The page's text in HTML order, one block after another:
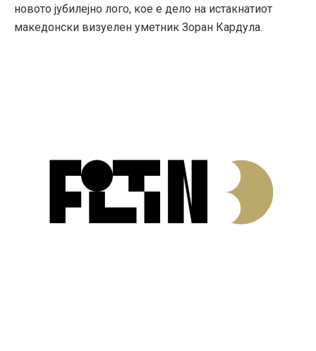
новото јубилејно лого, кое е дело на истакнатиот
македонски визуелен уметник Зоран Кардула.